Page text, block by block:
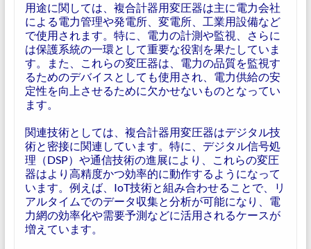
用途に関しては、複合計器用変圧器は主に電力会社
による電力管理や発電所、変電所、工業用設備など
で使用されます。特に、電力の計測や監視、さらに
は保護系統の一環として重要な役割を果たしていま
す。また、これらの変圧器は、電力の品質を監視す
るためのデバイスとしても使用され、電力供給の安
定性を向上させるために欠かせないものとなってい
ます。
関連技術としては、複合計器用変圧器はデジタル技
術と密接に関連しています。特に、デジタル信号処
理（DSP）や通信技術の進展により、これらの変圧
器はより高精度かつ効率的に動作するようになって
います。例えば、IoT技術と組み合わせることで、リ
アルタイムでのデータ収集と分析が可能になり、電
力網の効率化や需要予測などに活用されるケースが
増えています。